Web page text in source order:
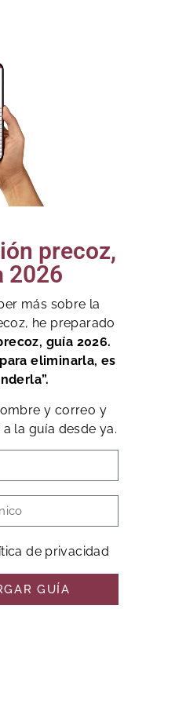
precoz,
2026
más sobre la
he preparado
guía 2026.
eliminarla, es
y correo y
la guía desde ya.
de privacidad
GUÍA